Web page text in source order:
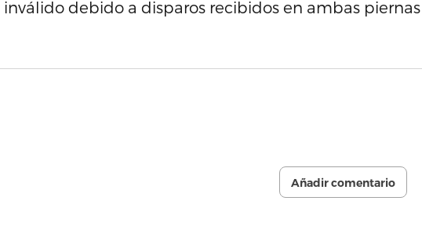
inválido debido a disparos recibidos en ambas piernas
Añadir comentario